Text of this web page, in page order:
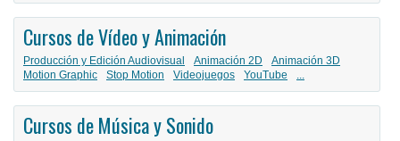
Cursos de Vídeo y Animación
Producción y Edición Audiovisual Animación 2D
Animación 3D
Motion Graphic
Stop Motion Videojuegos YouTube ...
Cursos de Música y Sonido